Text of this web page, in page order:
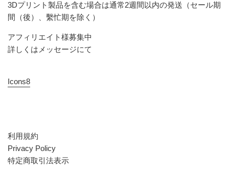
3Dプリント製品を含む場合は通常2週間以内の発送（セール期
間（後）、繫忙期を除く）
アフィリエイト様募集中
詳しくはメッセージにて
Icons8
利用規約
Privacy Policy
特定商取引法表示